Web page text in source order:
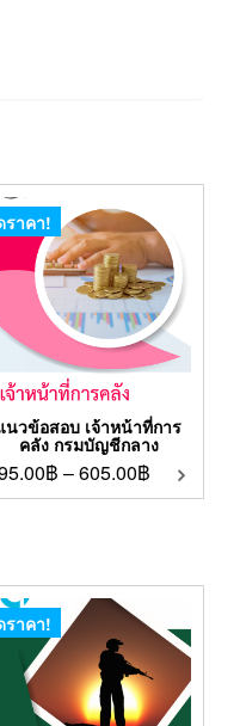
ราคา!
นวข้อสอบ เจ้าหน้าที่การ
คลัง กรมบัญชีกลาง
฿ –605.00฿
ราคา!